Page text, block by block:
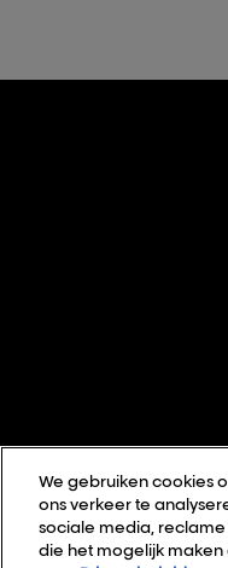
We gebruiken cookies
ons verkeer te
sociale media, reclame
die het mogelijk